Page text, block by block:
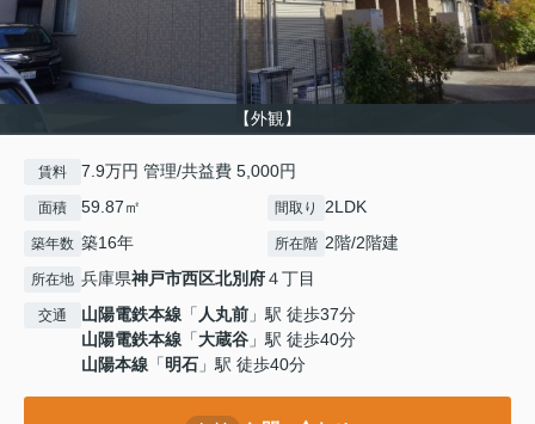
【外観】
賃料 7.9万円 管理/共益費 5,000円
面積 59.87㎡ 間取り 2LDK
築年数 築16年 所在階 2階/2階建
所在地 兵庫県神戸市西区北別府４丁目
交通 山陽電鉄本線 「 人丸前 」駅 徒歩37分
山陽電鉄本線 「大蔵谷 」駅 徒歩40分
山陽本線 「明石 」駅 徒歩40分